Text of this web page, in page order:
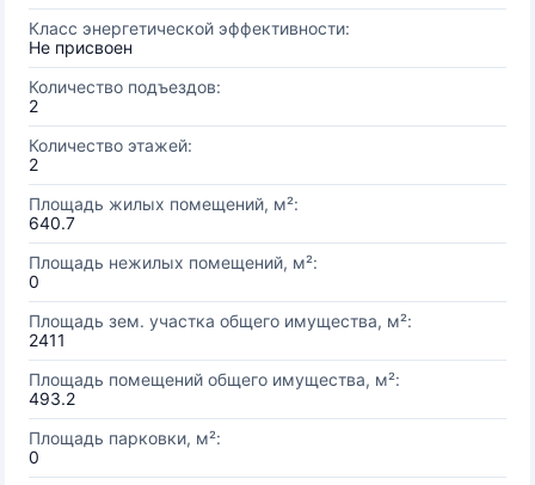
Класс энергетической эффективности:
Не присвоен
Количество подъездов:
2
Количество этажей:
2
Площадь жилых помещений, м²:
640.7
Площадь нежилых помещений, м²:
0
Площадь зем. участка общего имущества, м²:
2411
Площадь помещений общего имущества, м²:
493.2
Площадь парковки, м²:
0